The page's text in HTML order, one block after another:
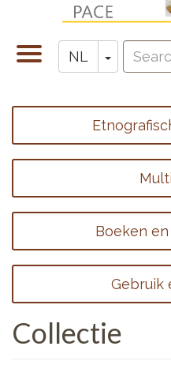
naarNavigatie
wisselen
NL Toggle
Zoeken
Search
Footer
menu
1
Boeken
Gebruik
Collectie